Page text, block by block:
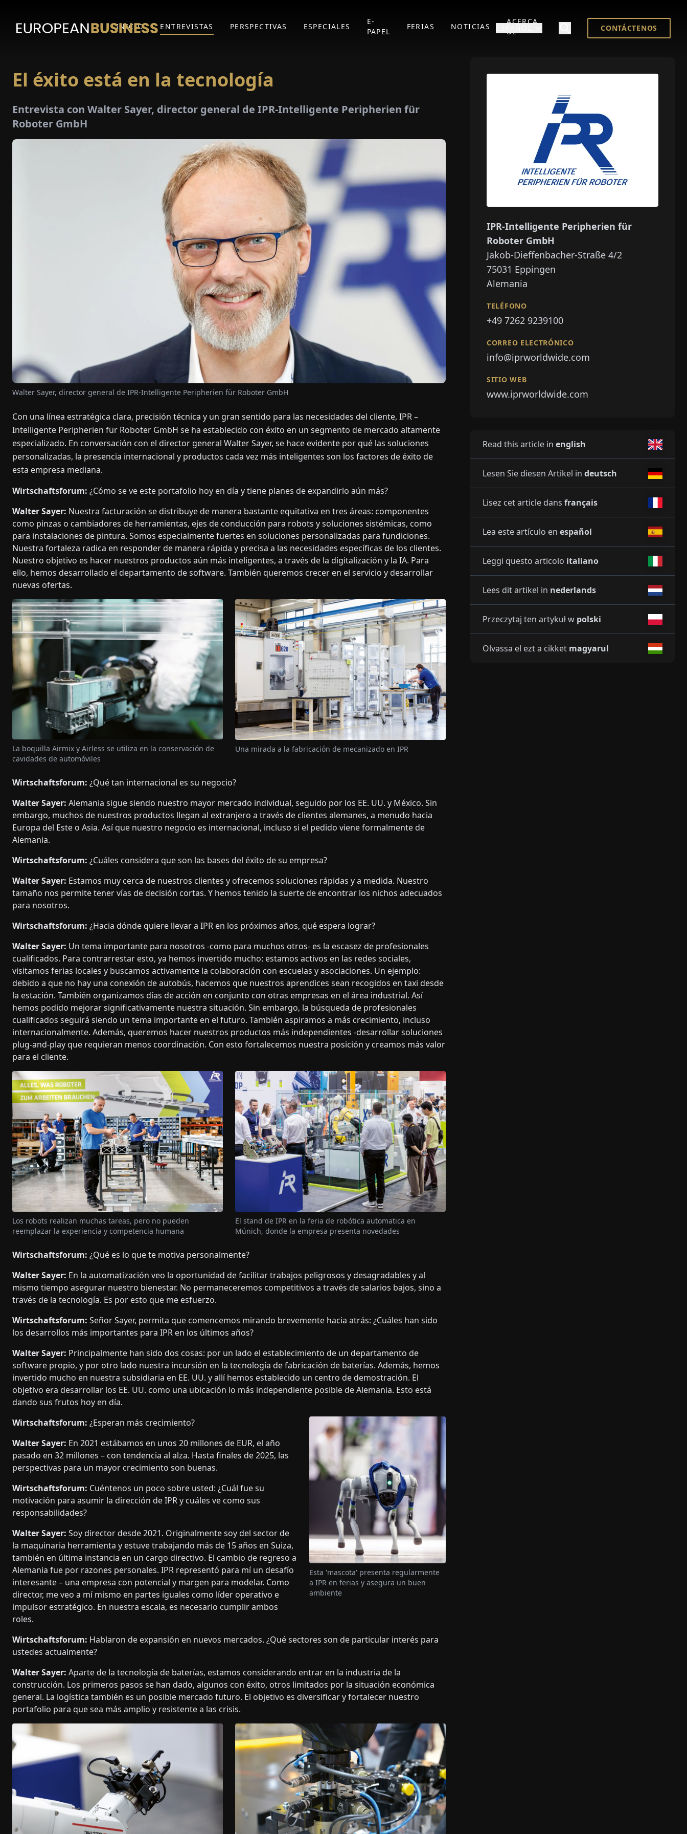
INICIO ENTREVISTAS PERSPECTIVAS ESPECIALES
E-
PAPEL
FERIAS NOTICIAS
ACERCA
DE
CONTÁCTENOS
El éxito está en la tecnología
Entrevista con Walter Sayer, director general de IPR-Intelligente Peripherien für
Roboter GmbH
Walter Sayer, director general de IPR-Intelligente Peripherien für Roboter GmbH
Con una línea estratégica clara, precisión técnica y un gran sentido para las necesidades del cliente, IPR –
Intelligente Peripherien für Roboter GmbH se ha establecido con éxito en un segmento de mercado altamente
especializado. En conversación con el director general Walter Sayer, se hace evidente por qué las soluciones
personalizadas, la presencia internacional y productos cada vez más inteligentes son los factores de éxito de
esta empresa mediana.
Wirtschaftsforum: ¿Cómo se ve este portafolio hoy en día y tiene planes de expandirlo aún más?
Walter Sayer: Nuestra facturación se distribuye de manera bastante equitativa en tres áreas: componentes
como pinzas o cambiadores de herramientas, ejes de conducción para robots y soluciones sistémicas, como
para instalaciones de pintura. Somos especialmente fuertes en soluciones personalizadas para fundiciones.
Nuestra fortaleza radica en responder de manera rápida y precisa a las necesidades específicas de los clientes.
Nuestro objetivo es hacer nuestros productos aún más inteligentes, a través de la digitalización y la IA. Para
ello, hemos desarrollado el departamento de software. También queremos crecer en el servicio y desarrollar
nuevas ofertas.
La boquilla Airmix y Airless se utiliza en la conservación de
cavidades de automóviles
Una mirada a la fabricación de mecanizado en IPR
Wirtschaftsforum: ¿Qué tan internacional es su negocio?
Walter Sayer: Alemania sigue siendo nuestro mayor mercado individual, seguido por los EE. UU. y México. Sin
embargo, muchos de nuestros productos llegan al extranjero a través de clientes alemanes, a menudo hacia
Europa del Este o Asia. Así que nuestro negocio es internacional, incluso si el pedido viene formalmente de
Alemania.
Wirtschaftsforum: ¿Cuáles considera que son las bases del éxito de su empresa?
Walter Sayer: Estamos muy cerca de nuestros clientes y ofrecemos soluciones rápidas y a medida. Nuestro
tamaño nos permite tener vías de decisión cortas. Y hemos tenido la suerte de encontrar los nichos adecuados
para nosotros.
Wirtschaftsforum: ¿Hacia dónde quiere llevar a IPR en los próximos años, qué espera lograr?
Walter Sayer: Un tema importante para nosotros -como para muchos otros- es la escasez de profesionales
cualificados. Para contrarrestar esto, ya hemos invertido mucho: estamos activos en las redes sociales,
visitamos ferias locales y buscamos activamente la colaboración con escuelas y asociaciones. Un ejemplo:
debido a que no hay una conexión de autobús, hacemos que nuestros aprendices sean recogidos en taxi desde
la estación. También organizamos días de acción en conjunto con otras empresas en el área industrial. Así
hemos podido mejorar significativamente nuestra situación. Sin embargo, la búsqueda de profesionales
cualificados seguirá siendo un tema importante en el futuro. También aspiramos a más crecimiento, incluso
internacionalmente. Además, queremos hacer nuestros productos más independientes -desarrollar soluciones
plug-and-play que requieran menos coordinación. Con esto fortalecemos nuestra posición y creamos más valor
para el cliente.
Los robots realizan muchas tareas, pero no pueden
reemplazar la experiencia y competencia humana
El stand de IPR en la feria de robótica automatica en
Múnich, donde la empresa presenta novedades
Wirtschaftsforum: ¿Qué es lo que te motiva personalmente?
Walter Sayer: En la automatización veo la oportunidad de facilitar trabajos peligrosos y desagradables y al
mismo tiempo asegurar nuestro bienestar. No permaneceremos competitivos a través de salarios bajos, sino a
través de la tecnología. Es por esto que me esfuerzo.
Wirtschaftsforum: Señor Sayer, permita que comencemos mirando brevemente hacia atrás: ¿Cuáles han sido
los desarrollos más importantes para IPR en los últimos años?
Walter Sayer: Principalmente han sido dos cosas: por un lado el establecimiento de un departamento de
software propio, y por otro lado nuestra incursión en la tecnología de fabricación de baterías. Además, hemos
invertido mucho en nuestra subsidiaria en EE. UU. y allí hemos establecido un centro de demostración. El
objetivo era desarrollar los EE. UU. como una ubicación lo más independiente posible de Alemania. Esto está
dando sus frutos hoy en día.
Wirtschaftsforum: ¿Esperan más crecimiento?
Walter Sayer: En 2021 estábamos en unos 20 millones de EUR, el año
pasado en 32 millones – con tendencia al alza. Hasta finales de 2025, las
perspectivas para un mayor crecimiento son buenas.
Wirtschaftsforum: Cuéntenos un poco sobre usted: ¿Cuál fue su
motivación para asumir la dirección de IPR y cuáles ve como sus
responsabilidades?
Walter Sayer: Soy director desde 2021. Originalmente soy del sector de
la maquinaria herramienta y estuve trabajando más de 15 años en Suiza,
también en última instancia en un cargo directivo. El cambio de regreso a
Alemania fue por razones personales. IPR representó para mí un desafío
interesante – una empresa con potencial y margen para modelar. Como
director, me veo a mí mismo en partes iguales como líder operativo e
impulsor estratégico. En nuestra escala, es necesario cumplir ambos
roles.
Esta 'mascota' presenta regularmente
a IPR en ferias y asegura un buen
ambiente
Wirtschaftsforum: Hablaron de expansión en nuevos mercados. ¿Qué sectores son de particular interés para
ustedes actualmente?
Walter Sayer: Aparte de la tecnología de baterías, estamos considerando entrar en la industria de la
construcción. Los primeros pasos se han dado, algunos con éxito, otros limitados por la situación económica
general. La logística también es un posible mercado futuro. El objetivo es diversificar y fortalecer nuestro
portafolio para que sea más amplio y resistente a las crisis.
IPR-Intelligente Peripherien für
Roboter GmbH
Jakob-Dieffenbacher-Straße 4/2
75031 Eppingen
Alemania
TELÉFONO
+49 7262 9239100
CORREO ELECTRÓNICO
info@iprworldwide.com
SITIO WEB
www.iprworldwide.com
Read this article in english
Lesen Sie diesen Artikel in deutsch
Lisez cet article dans français
Lea este artículo en español
Leggi questo articolo italiano
Lees dit artikel in nederlands
Przeczytaj ten artykuł w polski
Olvassa el ezt a cikket magyarul